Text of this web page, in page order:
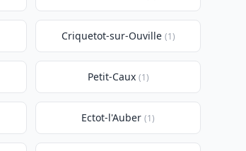
Criquetot-sur-Ouville (1)
Petit-Caux (1)
Ectot-l'Auber (1)